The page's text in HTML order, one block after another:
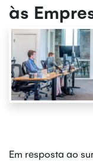
às
Em resposta ao